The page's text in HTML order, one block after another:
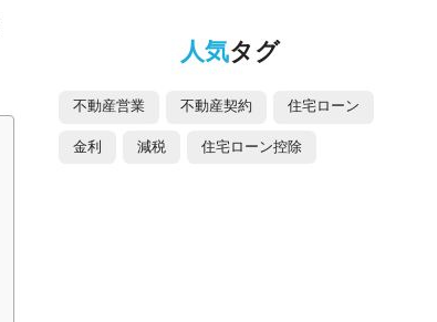
人気タグ
不動産営業 不動産契約 住宅ローン
金利 減税 住宅ローン控除